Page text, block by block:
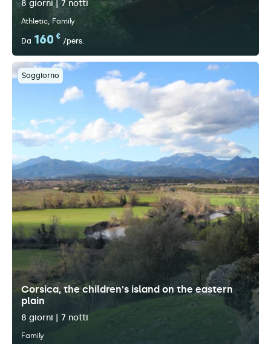
8 giorni | 7 notti
Athletic Family
Da 160 €
/pers.
Soggiorno
Corsica, the children's island on the eastern
plain
8 giorni | 7 notti
Family